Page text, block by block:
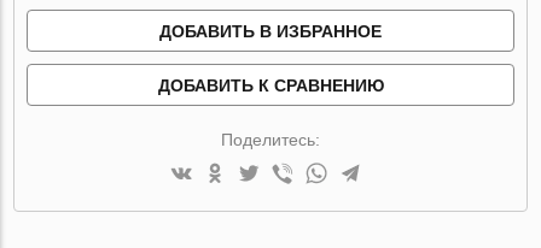
ДОБАВИТЬ В ИЗБРАННОЕ
ДОБАВИТЬ К СРАВНЕНИЮ
Поделитесь: